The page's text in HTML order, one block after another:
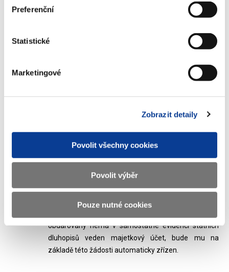
Preferenční
Statistické
Marketingové
Zobrazit detaily
Povolit všechny cookies
Povolit výběr
Pouze nutné cookies
(dárce a obdarovaný se k distributorovi
dostaví jednotlivě )
vyplní Žádost o provedení darování, kterou si s sebou
odnese domů.
informace o obdarovaném (jméno, příjmení, rodné
nelze provést darování státních dluhopisů, aniž by
Obdarovaný se do předem stanoveného termínu
dostaví s Žádostí o provedení darování na pobočku
distributora. Zde vyplní obdarovaný spolu s
bankovním poradcem druhou část Žádosti o
provedení darování, poté dojde k převedení státních
obdarovaný nemá v samostatné evidenci státních
dluhopisů veden majetkový účet, bude mu na
základě této žádosti automaticky zřízen.